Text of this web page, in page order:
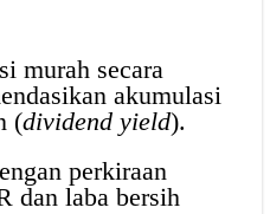
murah secara
akumulasi
(dividend yield).
perkiraan
dan laba bersih